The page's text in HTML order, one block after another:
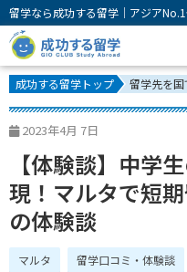
留学なら成功する留学｜アジア
成功する留学トップ 留学先を
2023年4月 7日
【体験談】中学
現！マルタで短
の体験談
マルタ 留学口コミ・体験談